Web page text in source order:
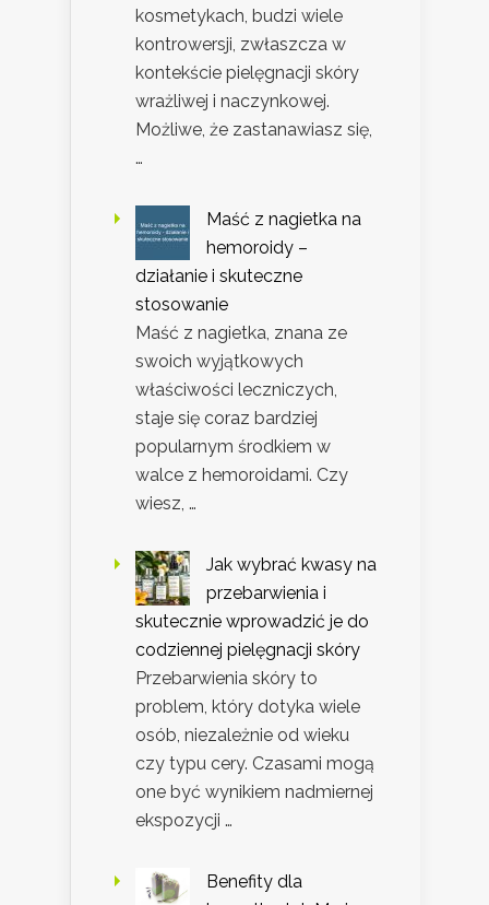
kosmetykach, budzi wiele
kontrowersji, zwłaszcza w
kontekście pielęgnacji skóry
wrażliwej i naczynkowej.
Możliwe, że zastanawiasz się,
…
Maść z nagietka na
hemoroidy –
działanie i skuteczne
stosowanie
Maść z nagietka, znana ze
swoich wyjątkowych
właściwości leczniczych,
staje się coraz bardziej
popularnym środkiem w
walce z hemoroidami. Czy
wiesz, …
Jak wybrać kwasy na
przebarwienia i
skutecznie wprowadzić je do
codziennej pielęgnacji skóry
Przebarwienia skóry to
problem, który dotyka wiele
osób, niezależnie od wieku
czy typu cery. Czasami mogą
one być wynikiem nadmiernej
ekspozycji …
Benefity dla